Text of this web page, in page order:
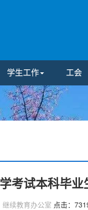
学生工作 工会
考试本科毕
继续教育办公室 点击：